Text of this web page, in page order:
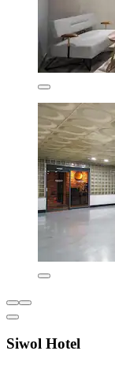
Siwol Hotel